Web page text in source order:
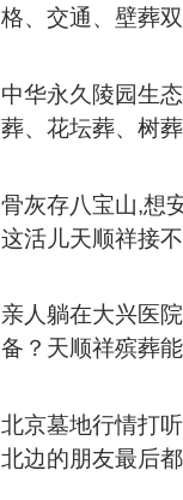
格、交通、壁葬
中华永久陵园生
葬、花坛葬、树
骨灰存八宝山,想
这活儿天顺祥接
亲人躺在大兴医
备？天顺祥殡葬
北京墓地行情打
北边的朋友最后